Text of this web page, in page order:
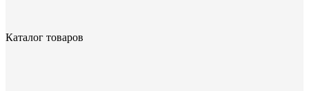
Каталог товаров